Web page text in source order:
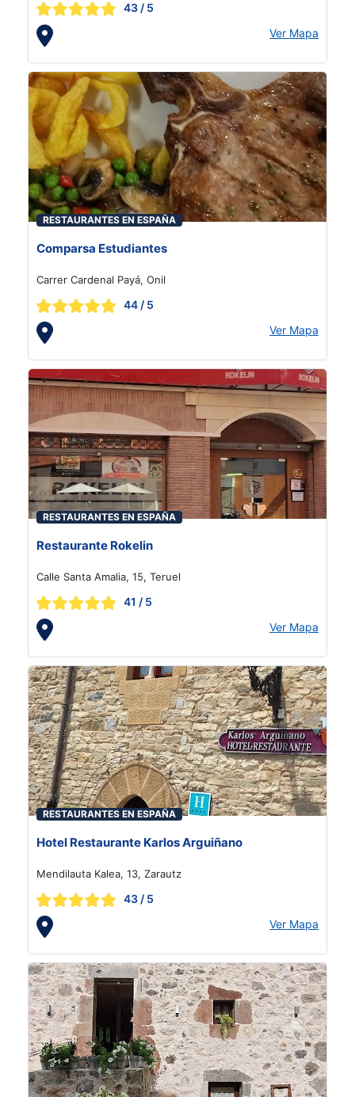
43 / 5
Ver Mapa
RESTAURANTES EN ESPAÑA
Comparsa Estudiantes
Carrer Cardenal Payá, Onil
44 / 5
Ver Mapa
RESTAURANTES EN ESPAÑA
Restaurante Rokelin
Calle Santa Amalia, 15, Teruel
41 / 5
Ver Mapa
RESTAURANTES EN ESPAÑA
Hotel Restaurante Karlos Arguiñano
Mendilauta Kalea, 13, Zarautz
43 / 5
Ver Mapa